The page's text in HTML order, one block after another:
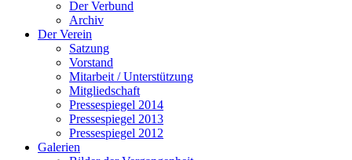
Der Verbund
Archiv
Der Verein
Satzung
Vorstand
Mitarbeit / Unterstützung
Mitgliedschaft
Pressespiegel 2014
Pressespiegel 2013
Pressespiegel 2012
Galerien